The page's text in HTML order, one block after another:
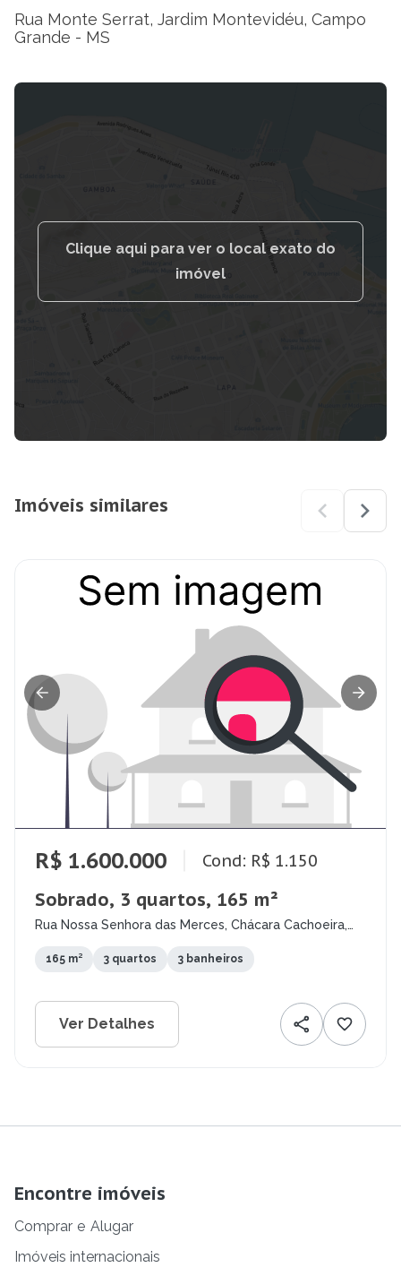
Rua Monte Serrat, Jardim Montevidéu, Campo
Grande - MS
Clique aqui para ver o local exato do
imóvel
Imóveis similares
R$ 1.600.000 Cond: R$ 1.150
Sobrado, 3 quartos, 165 m²
Rua Nossa Senhora das Merces, Chácara Cachoeira,
165 m² 3 quartos 3 banheiros
Ver Detalhes
Encontre imóveis
Comprar e Alugar
Imóveis internacionais